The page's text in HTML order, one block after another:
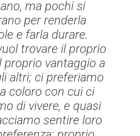
ma pochi si
per renderla
e farla durare.
trovare il proprio
proprio vantaggio a
altri; ci preferiamo
coloro con cui ci
di vivere, e quasi
sentire loro